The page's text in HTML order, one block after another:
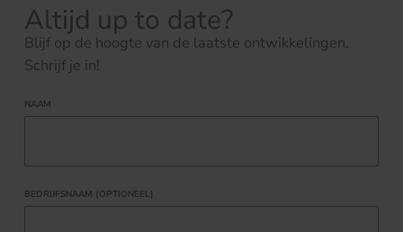
Altijd up to date?
Blijf op de hoogte van de laatste ontwikkelingen.
Schrijf je in!
NAAM
BEDRIJFSNAAM (OPTIONEEL)